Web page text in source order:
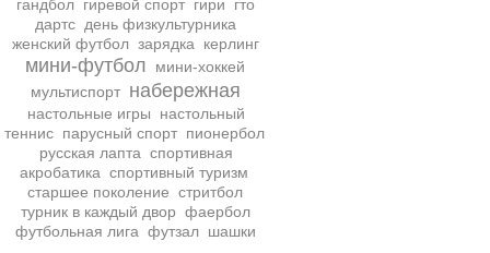
гандбол гиревой спорт гири
гто
дартс день физкультурника
женский футбол зарядка керлинг
мини-футбол
мини-хоккей
мультиспорт набережная
настольные игры
настольный
теннис парусный спорт пионербол
русская лапта спортивная
акробатика спортивный туризм
старшее поколение стритбол
турник в каждый двор фаербол
футбольная лига футзал шашки